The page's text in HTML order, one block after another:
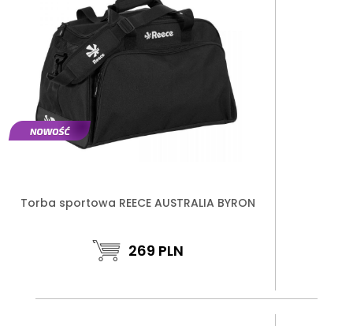
Torba sportowa REECE AUSTRALIA BYRON
269 PLN